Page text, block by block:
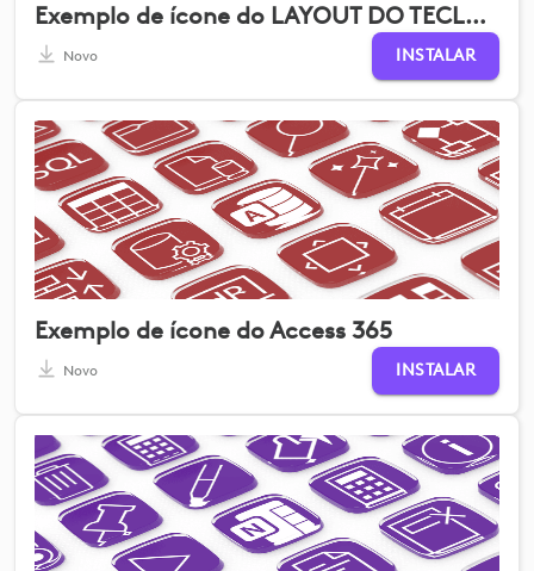
Exemplo de ícone do LAYOUT DO TECLADO
Novo INSTALAR
Exemplo de ícone do Access 365
Novo INSTALAR